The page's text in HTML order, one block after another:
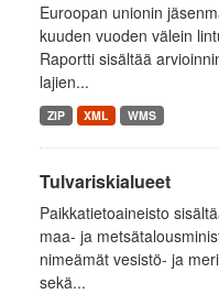
Euroopan unionin
kuuden vuoden välein
Raportti sisältää
lajien...
ZIP XML WMS
Tulvariskialueet
Paikkatietoaineisto
maa- ja
nimeämät vesistö- ja
sekä...